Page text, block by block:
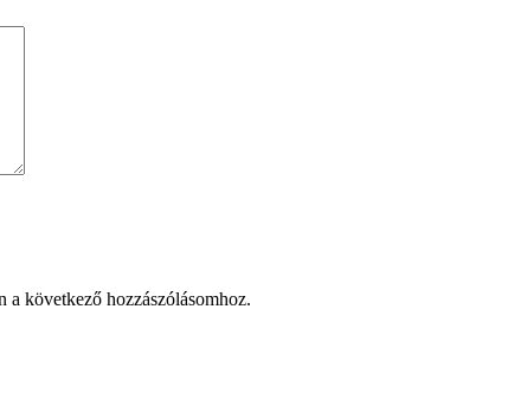
a következő hozzászólásomhoz.